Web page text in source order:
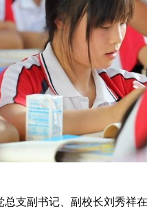
支副书记、副校长刘秀祥